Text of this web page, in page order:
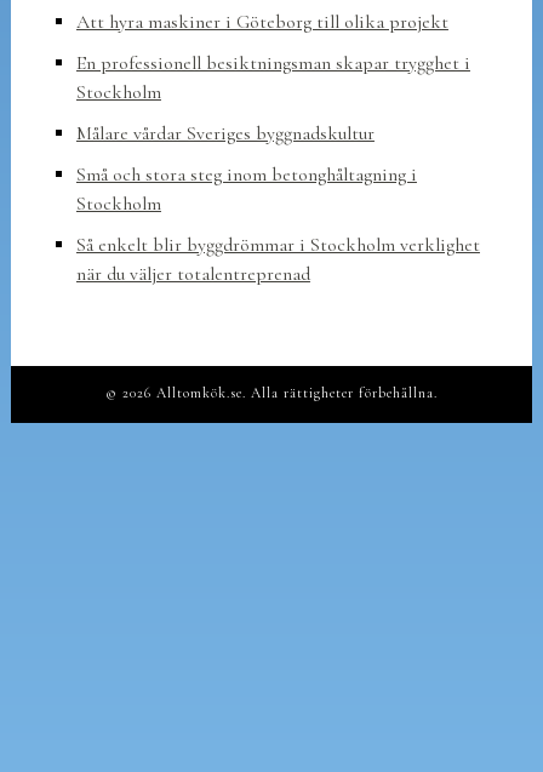
Att hyra maskiner i Göteborg till olika projekt
En professionell besiktningsman skapar trygghet i
Stockholm
Målare vårdar Sveriges byggnadskultur
Små och stora steg inom betonghåltagning i
Stockholm
Så enkelt blir byggdrömmar i Stockholm verklighet
när du väljer totalentreprenad
© 2026 Alltomkök.se. Alla rättigheter förbehållna.